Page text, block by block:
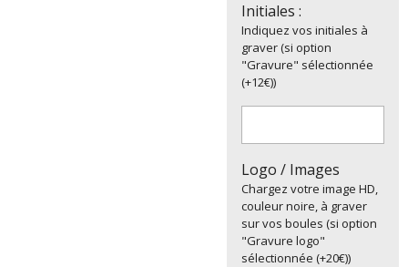
Initiales :
Indiquez vos initiales à
graver (si option
"Gravure" sélectionnée
(+12€))
Logo / Images
Chargez votre image HD,
couleur noire, à graver
sur vos boules (si option
"Gravure logo"
sélectionnée (+20€))